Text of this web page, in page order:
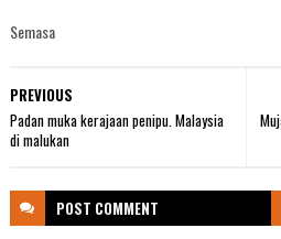
Semasa
PREVIOUS
Padan muka kerajaan penipu. Malaysia
di malukan
POST COMMENT